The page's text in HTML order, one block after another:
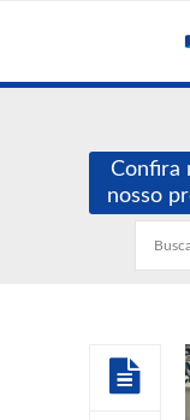
Confira
nosso